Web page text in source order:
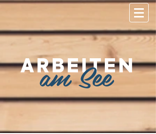
ARBEITEN
am See